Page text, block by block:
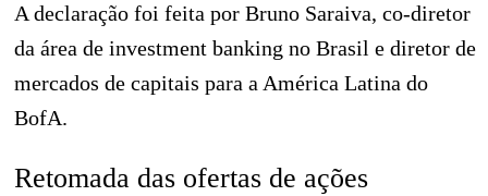
A declaração foi feita por Bruno Saraiva, co-diretor
da área de investment banking no Brasil e diretor de
mercados de capitais para a América Latina do
BofA.
Retomada das ofertas de ações